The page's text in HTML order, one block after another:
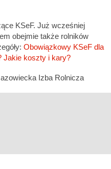
KSeF. Już wcześniej
obejmie także rolników
Obowiązkowy KSeF dla
Jakie koszty i kary?
Izba Rolnicza